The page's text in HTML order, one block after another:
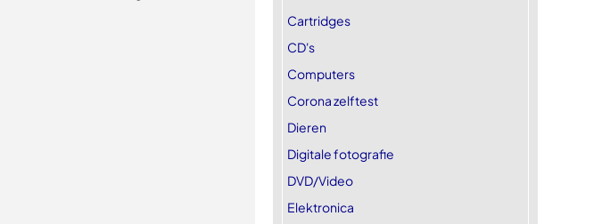
Cartridges
CD's
Computers
Corona zelftest
Dieren
Digitale fotografie
DVD/Video
Elektronica